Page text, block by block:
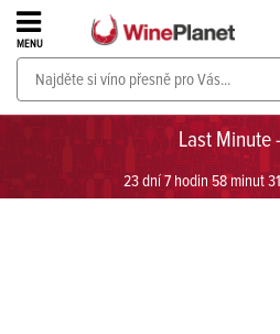
Last Minute
23 dní 7 hodin 58 minut
MENU
PROSECCO v akci až do -30%!